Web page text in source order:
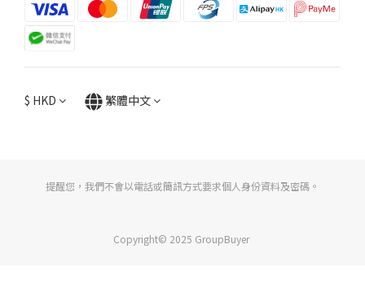
$ HKD 繁體中文
提醒您，我們不會以電話或簡訊方式要求個人身份資料及密碼。
Copyright© 2025 GroupBuyer